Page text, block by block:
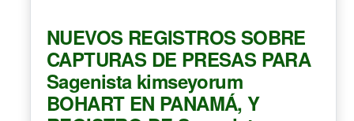
NUEVOS REGISTROS SOBRE
CAPTURAS DE PRESAS PARA
Sagenista kimseyorum
BOHART EN PANAMÁ, Y